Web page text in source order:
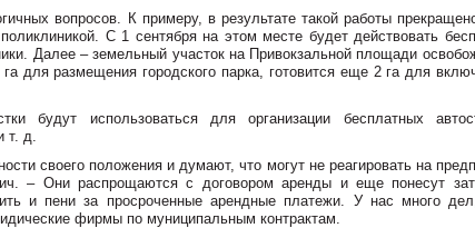
вопросов. К примеру, в результате такой работы
С 1 сентября на этом месте будет действовать
Далее – земельный участок на Привокзальной площади
для размещения городского парка, готовится еще 2 га для
будут использоваться для организации бесплатных
т. д.
своего положения и думают, что могут не реагировать на
– Они распрощаются с договором аренды и еще понесут
и пени за просроченные арендные платежи. У нас много
фирмы по муниципальным контрактам.